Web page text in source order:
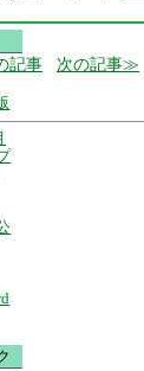
記事 次の記事